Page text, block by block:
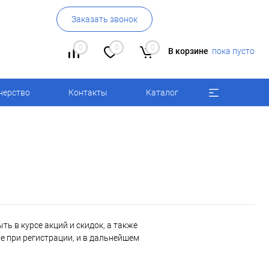
Заказать звонок
0 0 0 В корзине пока пусто
Контакты Каталог
в курсе акций и скидок, а также
при регистрации, и в дальнейшем